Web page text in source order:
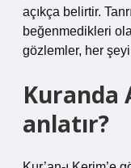
açıkça belirtir.
beğenmedikleri
gözlemler, her
Kuranda
anlatır?